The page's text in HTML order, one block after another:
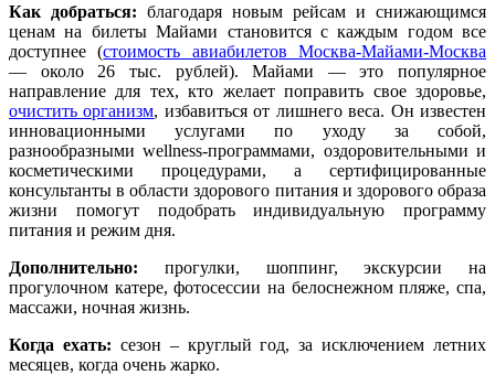
Как добраться: благодаря новым рейсам и снижающимся
ценам на билеты Майами становится с каждым годом все
доступнее (стоимость авиабилетов Москва-Майами-Москва
— около 26 тыс. рублей). Майами — это популярное
направление для тех, кто желает поправить свое здоровье,
очистить организм, избавиться от лишнего веса. Он известен
инновационными услугами по уходу за собой,
разнообразными wellness-программами, оздоровительными и
косметическими процедурами, а сертифицированные
консультанты в области здорового питания и здорового образа
жизни помогут подобрать индивидуальную программу
питания и режим дня.
Дополнительно: прогулки, шоппинг, экскурсии на
прогулочном катере, фотосессии на белоснежном пляже, спа,
массажи, ночная жизнь.
Когда ехать: сезон – круглый год, за исключением летних
месяцев, когда очень жарко.